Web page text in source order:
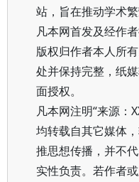
站，旨在推动学术
凡本网首发及经作
版权归作者本人所
处并保持完整，纸
面授权。
凡本网注明“来源：
均转载自其它媒体
推思想传播，并不
实性负责。若作者